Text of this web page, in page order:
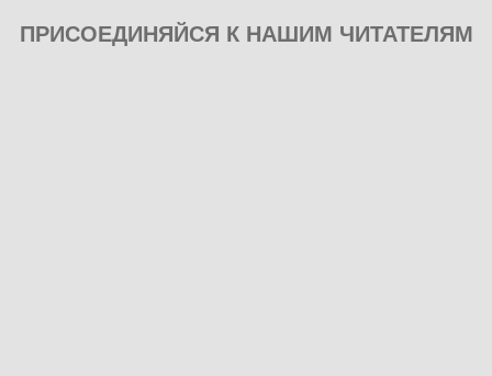
ПРИСОЕДИНЯЙСЯ К НАШИМ ЧИТАТЕЛЯМ